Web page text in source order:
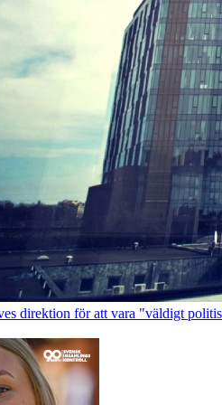
direktion för att vara "väldigt